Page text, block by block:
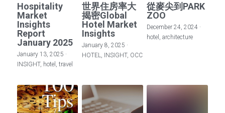
Hospitality
Market
Insights
Report
January 2025
January 13, 2025 ·
INSIGHT, hotel, travel
世界住房率大
揭密Global
Hotel Market
Insights
January 8, 2025 ·
HOTEL,
INSIGHT, OCC
從麥尖到PARK
ZOO
December 24, 2024 ·
hotel,
architecture